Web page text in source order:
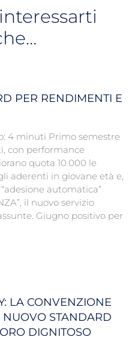
PER RENDIMENTI E
4 minuti Primo semestre
con performance
quota 10.000 le
aderenti in giovane età e,
automatica”
il nuovo servizio
Giugno positivo per
LA CONVENZIONE
NUOVO STANDARD
DIGNITOSO